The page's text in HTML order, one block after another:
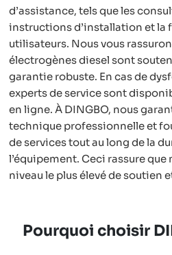
d’assistance, tels que les
instructions d’installation et la
utilisateurs. Nous vous
électrogènes diesel sont
garantie robuste. En cas de
experts de service sont
en ligne. À DINGBO, nous
technique professionnelle et
de services tout au long de la
l’équipement. Ceci rassure
niveau le plus élevé de soutien
Pourquoi choisir